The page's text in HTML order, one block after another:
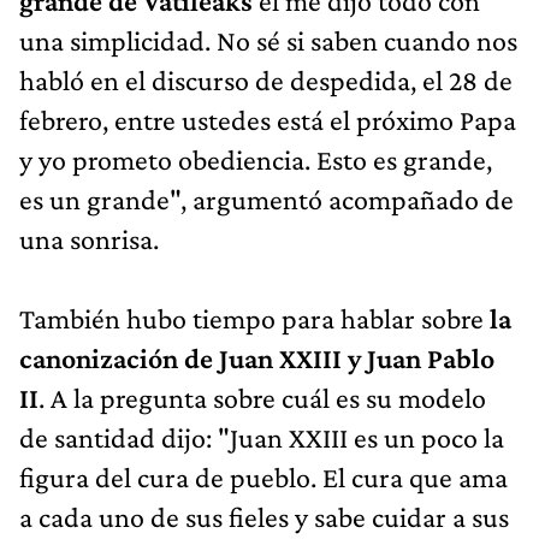
una simplicidad. No sé si saben cuando nos
habló en el discurso de despedida, el 28 de
febrero, entre ustedes está el próximo Papa
y yo prometo obediencia. Esto es grande,
es un grande", argumentó acompañado de
una sonrisa.
También hubo tiempo para hablar sobre la
canonización de Juan XXIII y Juan Pablo
II. A la pregunta sobre cuál es su modelo
de santidad dijo: "Juan XXIII es un poco la
figura del cura de pueblo. El cura que ama
a cada uno de sus fieles y sabe cuidar a sus